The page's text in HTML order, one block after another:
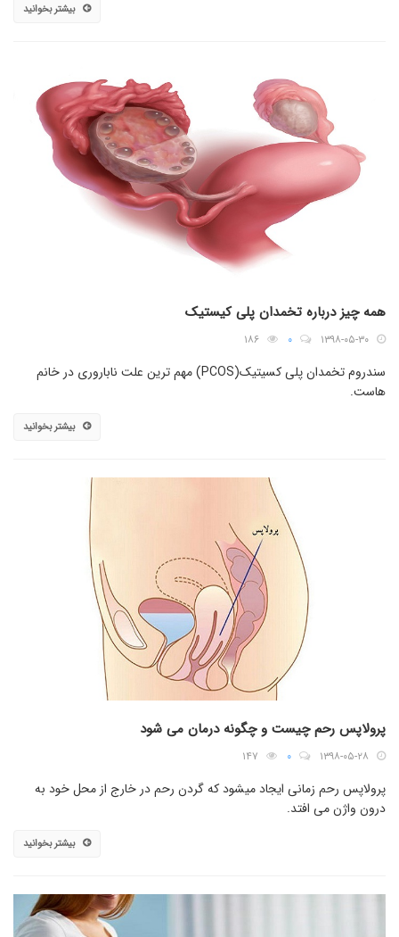
بیشتر بخوانید
همه چیز درباره تخمدان پلی کیستیک
۱۳۹۸-۰۵-۳۰ ۰ ۱۸۶
سندروم تخمدان پلی کسیتیک(PCOS) مهم ترین علت ناباروری در خانم
هاست.
بیشتر بخوانید
پرولاپس رحم چیست و چگونه درمان می شود
۱۳۹۸-۰۵-۲۸ ۰ ۱۴۷
پرولاپس رحم زمانی ایجاد میشود که گردن رحم در خارج از محل خود به
درون واژن می افتد.
بیشتر بخوانید